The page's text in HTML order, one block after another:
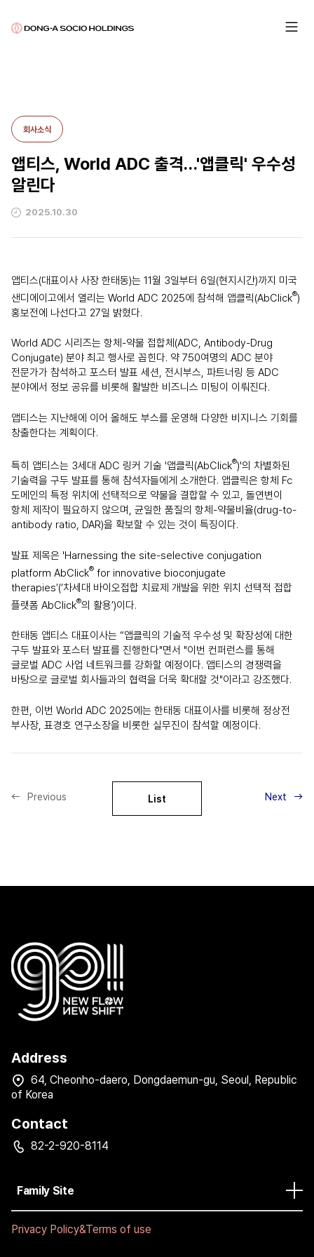
회사소식
앱티스, World ADC 출격…'앱클릭' 우수성
알린다
2025.10.30
앱티스(대표이사 사장 한태동)는 11월 3일부터 6일(현지시간)까지 미국
샌디에이고에서 열리는 World ADC 2025에 참석해 앱클릭(AbClick®)
홍보전에 나선다고 27일 밝혔다.
World ADC 시리즈는 항체-약물 접합체(ADC, Antibody-Drug
Conjugate) 분야 최고 행사로 꼽힌다. 약 750여명의 ADC 분야
전문가가 참석하고 포스터 발표 세션, 전시부스, 파트너링 등 ADC
분야에서 정보 공유를 비롯해 활발한 비즈니스 미팅이 이뤄진다.
앱티스는 지난해에 이어 올해도 부스를 운영해 다양한 비지니스 기회를
창출한다는 계획이다.
특히 앱티스는 3세대 ADC 링커 기술 '앱클릭(AbClick®)'의 차별화된
기술력을 구두 발표를 통해 참석자들에게 소개한다. 앱클릭은 항체 Fc
도메인의 특정 위치에 선택적으로 약물을 결합할 수 있고, 돌연변이
항체 제작이 필요하지 않으며, 균일한 품질의 항체-약물비율(drug-to-
antibody ratio, DAR)을 확보할 수 있는 것이 특징이다.
발표 제목은 'Harnessing the site-selective conjugation
platform AbClick® for innovative bioconjugate
therapies’(‘차세대 바이오접합 치료제 개발을 위한 위치 선택적 접합
플랫폼 AbClick®의 활용’)이다.
한태동 앱티스 대표이사는 “앱클릭의 기술적 우수성 및 확장성에 대한
구두 발표와 포스터 발표를 진행한다"면서 "이번 컨퍼런스를 통해
글로벌 ADC 사업 네트워크를 강화할 예정이다. 앱티스의 경쟁력을
바탕으로 글로벌 회사들과의 협력을 더욱 확대할 것"이라고 강조했다.
한편, 이번 World ADC 2025에는 한태동 대표이사를 비롯해 정상전
부사장, 표경호 연구소장을 비롯한 실무진이 참석할 예정이다.
List
Previous Next
Address
64, Cheonho-daero, Dongdaemun-gu, Seoul, Republic
of Korea
Contact
82-2-920-8114
Family Site
Privacy Policy&Terms of use